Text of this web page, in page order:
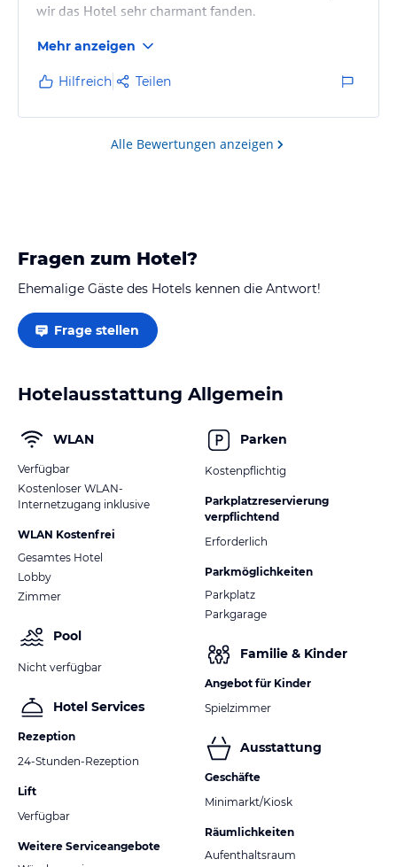
wir das Hotel sehr charmant fanden.
Als wir ankamen, herrschte in unserem Zimmer noch
eine vernünftige Temperatur. Leider hatte sich dies in
den Abendstunden stark verändert, es war
unerträglich warm im Zimmer und die Klimaanlage
schaffte keine Abhilfe, was wir am Empfang
Mehr anzeigen
Hilfreich Teilen
Alle Bewertungen anzeigen
Fragen zum Hotel?
Ehemalige Gäste des Hotels kennen die Antwort!
Frage stellen
Hotelausstattung Allgemein
WLAN
Verfügbar
Kostenloser WLAN-
Internetzugang inklusive
WLAN Kostenfrei
Gesamtes Hotel
Lobby
Zimmer
Pool
Nicht verfügbar
Hotel Services
Rezeption
24-Stunden-Rezeption
Lift
Verfügbar
Weitere Serviceangebote
Parken
Kostenpflichtig
Parkplatzreservierung
verpflichtend
Erforderlich
Parkmöglichkeiten
Parkplatz
Parkgarage
Familie & Kinder
Angebot für Kinder
Spielzimmer
Ausstattung
Geschäfte
Minimarkt/Kiosk
Räumlichkeiten
Aufenthaltsraum